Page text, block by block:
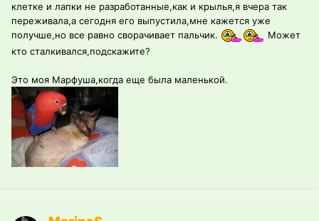
клетке и лапки не разработанные,как и крылья,я вчера так
переживала,а сегодня его выпустила,мне кажется уже
получше,но все равно сворачивает пальчик.
Может
кто сталкивался,подскажите?
Это моя Марфуша,когда еще была маленькой.